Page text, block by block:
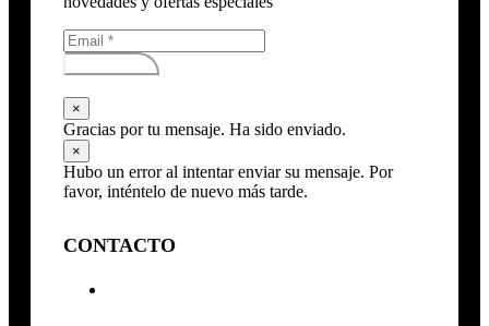
Subscribirse
×
Gracias por tu mensaje. Ha sido enviado.
×
Hubo un error al intentar enviar su mensaje. Por
favor, inténtelo de nuevo más tarde.
CONTACTO